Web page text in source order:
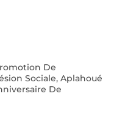
De
Sociale, Aplahoué
De